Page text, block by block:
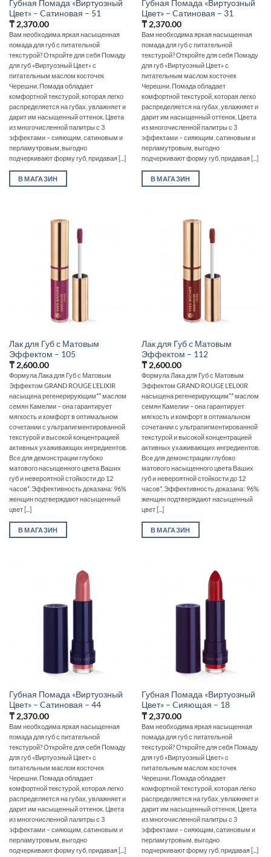
Губная Помада «Виртуозный
Цвет» – Cатиновая – 51
₸2,370.00
Вам необходима яркая насыщенная
помада для губ с питательной
текстурой? Откройте для себя Помаду
для губ «Виртуозный Цвет» с
питательным маслом косточек
Черешни. Помада обладает
комфортной текстурой, которая легко
распределяется на губах, увлажняет и
дарит им насыщенный оттенок. Цвета
из многочисленной палитры с 3
эффектами – сияющим, сатиновым и
перламутровым, выгодно
подчеркивают форму губ, придавая [...]
В МАГАЗИН
Губная Помада «Виртуозный
Цвет» – Cатиновая – 31
₸2,370.00
Вам необходима яркая насыщенная
помада для губ с питательной
текстурой? Откройте для себя Помаду
для губ «Виртуозный Цвет» с
питательным маслом косточек
Черешни. Помада обладает
комфортной текстурой, которая легко
распределяется на губах, увлажняет и
дарит им насыщенный оттенок. Цвета
из многочисленной палитры с 3
эффектами – сияющим, сатиновым и
перламутровым, выгодно
подчеркивают форму губ, придавая [...]
В МАГАЗИН
Лак для Губ с Матовым
Эффектом – 105
₸2,600.00
Формула Лака для Губ с Матовым
Эффектом GRAND ROUGE L’ELIXIR
насыщена регенерирующим** маслом
семян Камелии – она гарантирует
мягкость и комфорт в оптимальном
сочетании с ультрапигментированной
текстурой и высокой концентрацией
активных ухаживающих ингредиентов.
Все для демонстрации глубоко
матового насыщенного цвета Ваших
губ и невероятной стойкости до 12
часов*. Эффективность доказана: 96%
женщин подтверждают насыщенный
цвет [...]
В МАГАЗИН
Лак для Губ с Матовым
Эффектом – 112
₸2,600.00
Формула Лака для Губ с Матовым
Эффектом GRAND ROUGE L’ELIXIR
насыщена регенерирующим** маслом
семян Камелии – она гарантирует
мягкость и комфорт в оптимальном
сочетании с ультрапигментированной
текстурой и высокой концентрацией
активных ухаживающих ингредиентов.
Все для демонстрации глубоко
матового насыщенного цвета Ваших
губ и невероятной стойкости до 12
часов*. Эффективность доказана: 96%
женщин подтверждают насыщенный
цвет [...]
В МАГАЗИН
Губная Помада «Виртуозный
Цвет» – Cатиновая – 44
₸2,370.00
Вам необходима яркая насыщенная
помада для губ с питательной
текстурой? Откройте для себя Помаду
для губ «Виртуозный Цвет» с
питательным маслом косточек
Черешни. Помада обладает
комфортной текстурой, которая легко
распределяется на губах, увлажняет и
дарит им насыщенный оттенок. Цвета
из многочисленной палитры с 3
эффектами – сияющим, сатиновым и
перламутровым, выгодно
подчеркивают форму губ, придавая [...]
Губная Помада «Виртуозный
Цвет» – Cияющая – 18
₸2,370.00
Вам необходима яркая насыщенная
помада для губ с питательной
текстурой? Откройте для себя Помаду
для губ «Виртуозный Цвет» с
питательным маслом косточек
Черешни. Помада обладает
комфортной текстурой, которая легко
распределяется на губах, увлажняет и
дарит им насыщенный оттенок. Цвета
из многочисленной палитры с 3
эффектами – сияющим, сатиновым и
перламутровым, выгодно
подчеркивают форму губ, придавая [...]